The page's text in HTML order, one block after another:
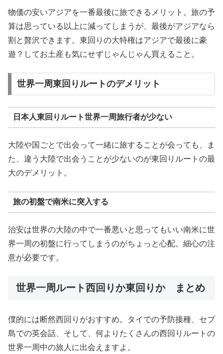
物価の安いアジアを一番最後に旅できるメリット。旅の予
算は思っている以上に減ってしまうが、最後がアジアなら
割と贅沢できます。東回りの大特権はアジアで最後に豪
遊？してお土産も気にせずじゃんじゃん買えること。
世界一周東回りルートのデメリット
日本人東回りルート世界一周旅行者が少ない
大陸や国ごとで出会って一緒に旅することが会っても、ま
た、違う大陸で出会うことが少ないのが東回りルートの最
大のデメリット。
旅の初盤で南米に突入する
治安は世界の大陸の中で一番悪いと思ってもいい南米に世
界一周の初盤に行ってしまうのがちょっと心配。細心の注
意が必要です。
世界一周ルート西回りか東回りか まとめ
僕的には断然西回りがおすすめ。タイでの予防接種、セブ
島での英会話、そして、何よりたくさんの西回りルートの
世界一周中の旅人に出会えますよ。